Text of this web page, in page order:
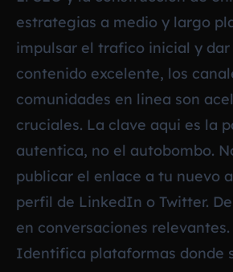
estrategias a medio y largo
impulsar el trafico inicial y
contenido excelente, los
comunidades en linea son
cruciales. La clave aqui es la
autentica, no el autobombo.
publicar el enlace a tu nuevo
perfil de LinkedIn o Twitter.
en conversaciones relevantes.
Identifica plataformas donde